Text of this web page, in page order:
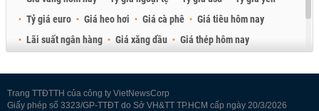
Tỷ giá euro
Giá heo hơi Giá cà phê
Giá tiêu hôm nay
Lãi suất ngân hàng
Giá xăng dầu
Giá thép hôm nay
Trang TTĐTTH của công ty VietNewsCorp
Giấy phép số 3323/GP-TTĐT do Sở VH&TT TP.HCM cấp ngày 20/3/2026